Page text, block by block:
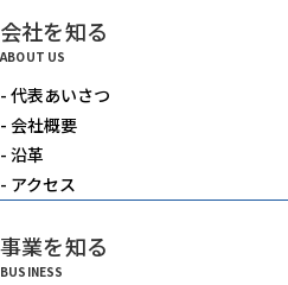
電動機器
送風機・集塵機・掃除機
水中ポンプ
会社を知る
ABOUT US
- 代表あいさつ
- 会社概要
- 沿革
- アクセス
事業を知る
BUSINESS